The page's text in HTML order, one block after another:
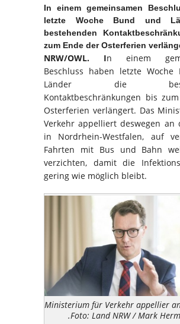
In einem gemeinsamen
letzte Woche Bund und
bestehenden
zum Ende der Osterferien
NRW/OWL. In einem
Beschluss haben letzte Woche
Länder die
Kontaktbeschränkungen bis
Osterferien verlängert. Das
Verkehr appelliert deswegen an
in Nordrhein-Westfalen, auf
Fahrten mit Bus und Bahn
verzichten, damit die
gering wie möglich bleibt.
Ministerium für Verkehr appellier
.Foto: Land NRW / Mark